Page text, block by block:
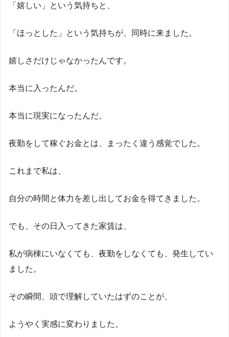
「嬉しい」という気持ちと、
「ほっとした」という気持ちが、同時に来ました。
嬉しさだけじゃなかったんです。
本当に入ったんだ。
本当に現実になったんだ。
夜勤をして稼ぐお金とは、まったく違う感覚でした。
これまで私は、
自分の時間と体力を差し出してお金を得てきました。
でも、その日入ってきた家賃は、
私が病棟にいなくても、夜勤をしなくても、発生してい
ました。
その瞬間、頭で理解していたはずのことが、
ようやく実感に変わりました。